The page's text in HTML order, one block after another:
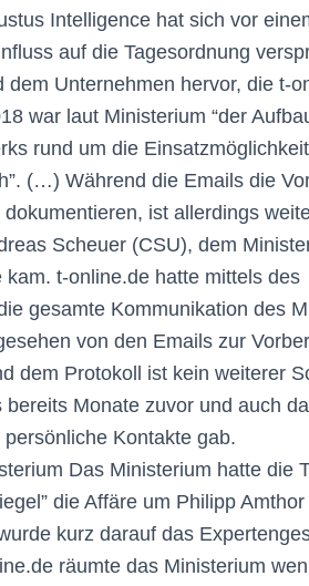
Intelligence hat sich vor
auf die Tagesordnung
Unternehmen hervor, die t-
war laut Ministerium “der
rund um die
(…) Während die Emails die
ist allerdings
Scheuer (CSU), dem
t-online.de hatte mittels des
gesamte Kommunikation des
von den Emails zur
dem Protokoll ist kein weiterer
Monate zuvor und auch
Kontakte gab.
Das Ministerium hatte die
die Affäre um Philipp
kurz darauf das
räumte das Ministerium